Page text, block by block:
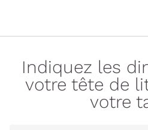
Indiquez les
votre tête de
votre